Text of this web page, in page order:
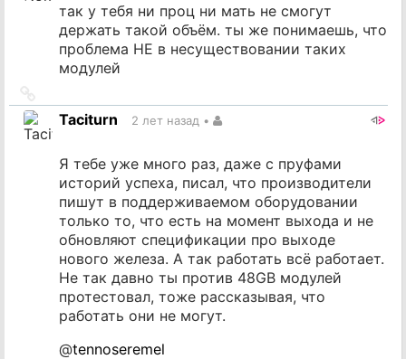
так у тебя ни проц ни мать не смогут
держать такой объём. ты же понимаешь, что
проблема НЕ в несуществовании таких
модулей
на
источник
Taciturn 2 лет назад •
Я тебе уже много раз, даже с пруфами
историй успеха, писал, что производители
пишут в поддерживаемом оборудовании
только то, что есть на момент выхода и не
обновляют спецификации про выходе
нового железа. А так работать всё работает.
Не так давно ты против 48GB модулей
протестовал, тоже рассказывая, что
работать они не могут.
@tennoseremel